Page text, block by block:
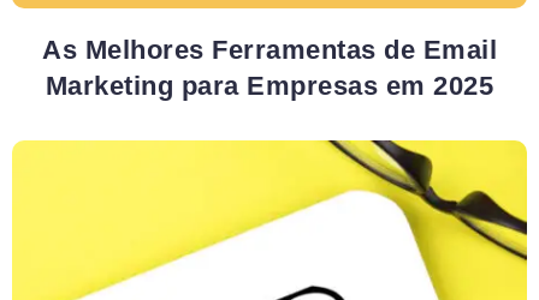
As Melhores Ferramentas de Email
Marketing para Empresas em 2025